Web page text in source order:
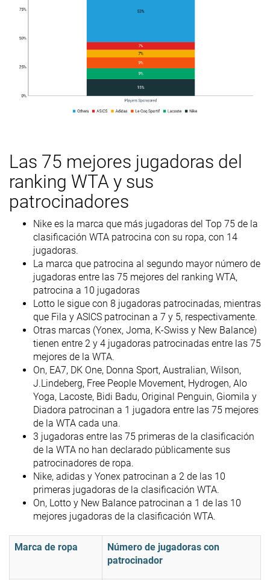
Las 75 mejores jugadoras del
ranking WTA y sus
patrocinadores
Nike es la marca que más jugadoras del Top 75 de la
clasificación WTA patrocina con su ropa, con 14
jugadoras.
La marca que patrocina al segundo mayor número de
jugadoras entre las 75 mejores del ranking WTA,
patrocina a 10 jugadoras
Lotto le sigue con 8 jugadoras patrocinadas, mientras
que Fila y ASICS patrocinan a 7 y 5, respectivamente.
Otras marcas (Yonex, Joma, K-Swiss y New Balance)
tienen entre 2 y 4 jugadoras patrocinadas entre las 75
mejores de la WTA.
On, EA7, DK One, Donna Sport, Australian, Wilson,
J.Lindeberg, Free People Movement, Hydrogen, Alo
Yoga, Lacoste, Bidi Badu, Original Penguin, Giomila y
Diadora patrocinan a 1 jugadora entre las 75 mejores
de la WTA cada una.
3 jugadoras entre las 75 primeras de la clasificación
de la WTA no han declarado públicamente sus
patrocinadores de ropa.
Nike, adidas y Yonex patrocinan a 2 de las 10
primeras jugadoras de la clasificación WTA.
On, Lotto y New Balance patrocinan a 1 de las 10
mejores jugadoras de la clasificación WTA.
Marca de ropa
Número de jugadoras con
patrocinador